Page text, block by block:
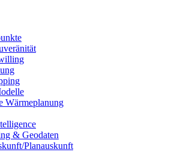
Wärmeplanung
& Geodaten
Planauskunft